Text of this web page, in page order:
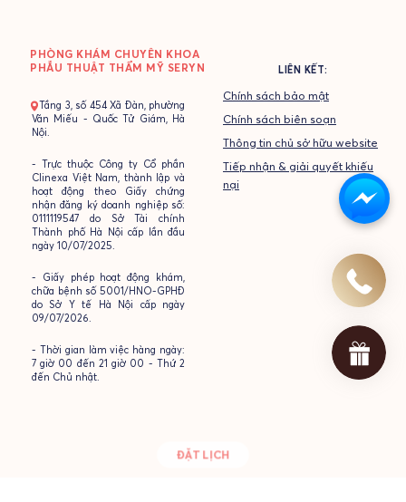
PHÒNG KHÁM CHUYÊN KHOA
PHẪU THUẬT THẨM MỸ SERYN
- Tầng 3, số 454 Xã Đàn, phường
Văn Miếu - Quốc Tử Giám, Hà
Nội.
- Trực thuộc Công ty Cổ phần
Clinexa Việt Nam, thành lập và
hoạt động theo Giấy chứng
nhận đăng ký doanh nghiệp số:
0111119547 do Sở Tài chính
Thành phố Hà Nội cấp lần đầu
ngày 10/07/2025.
- Giấy phép hoạt động khám,
chữa bệnh số 5001/HNO-GPHĐ
do Sở Y tế Hà Nội cấp ngày
09/07/2026.
- Thời gian làm việc hàng ngày:
7 giờ 00 đến 21 giờ 00 - Thứ 2
đến Chủ nhật.
LIÊN KẾT:
Chính sách bảo mật
Chính sách biên soạn
Thông tin chủ sở hữu website
Tiếp nhận & giải quyết khiếu
nại
ĐẶT LỊCH